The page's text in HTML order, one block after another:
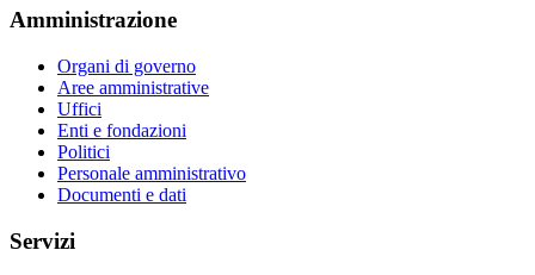
Amministrazione
Organi di governo
Aree amministrative
Uffici
Enti e fondazioni
Politici
Personale amministrativo
Documenti e dati
Servizi